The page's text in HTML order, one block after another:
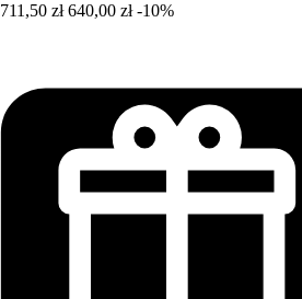
711,50 zł 640,00 zł -10%